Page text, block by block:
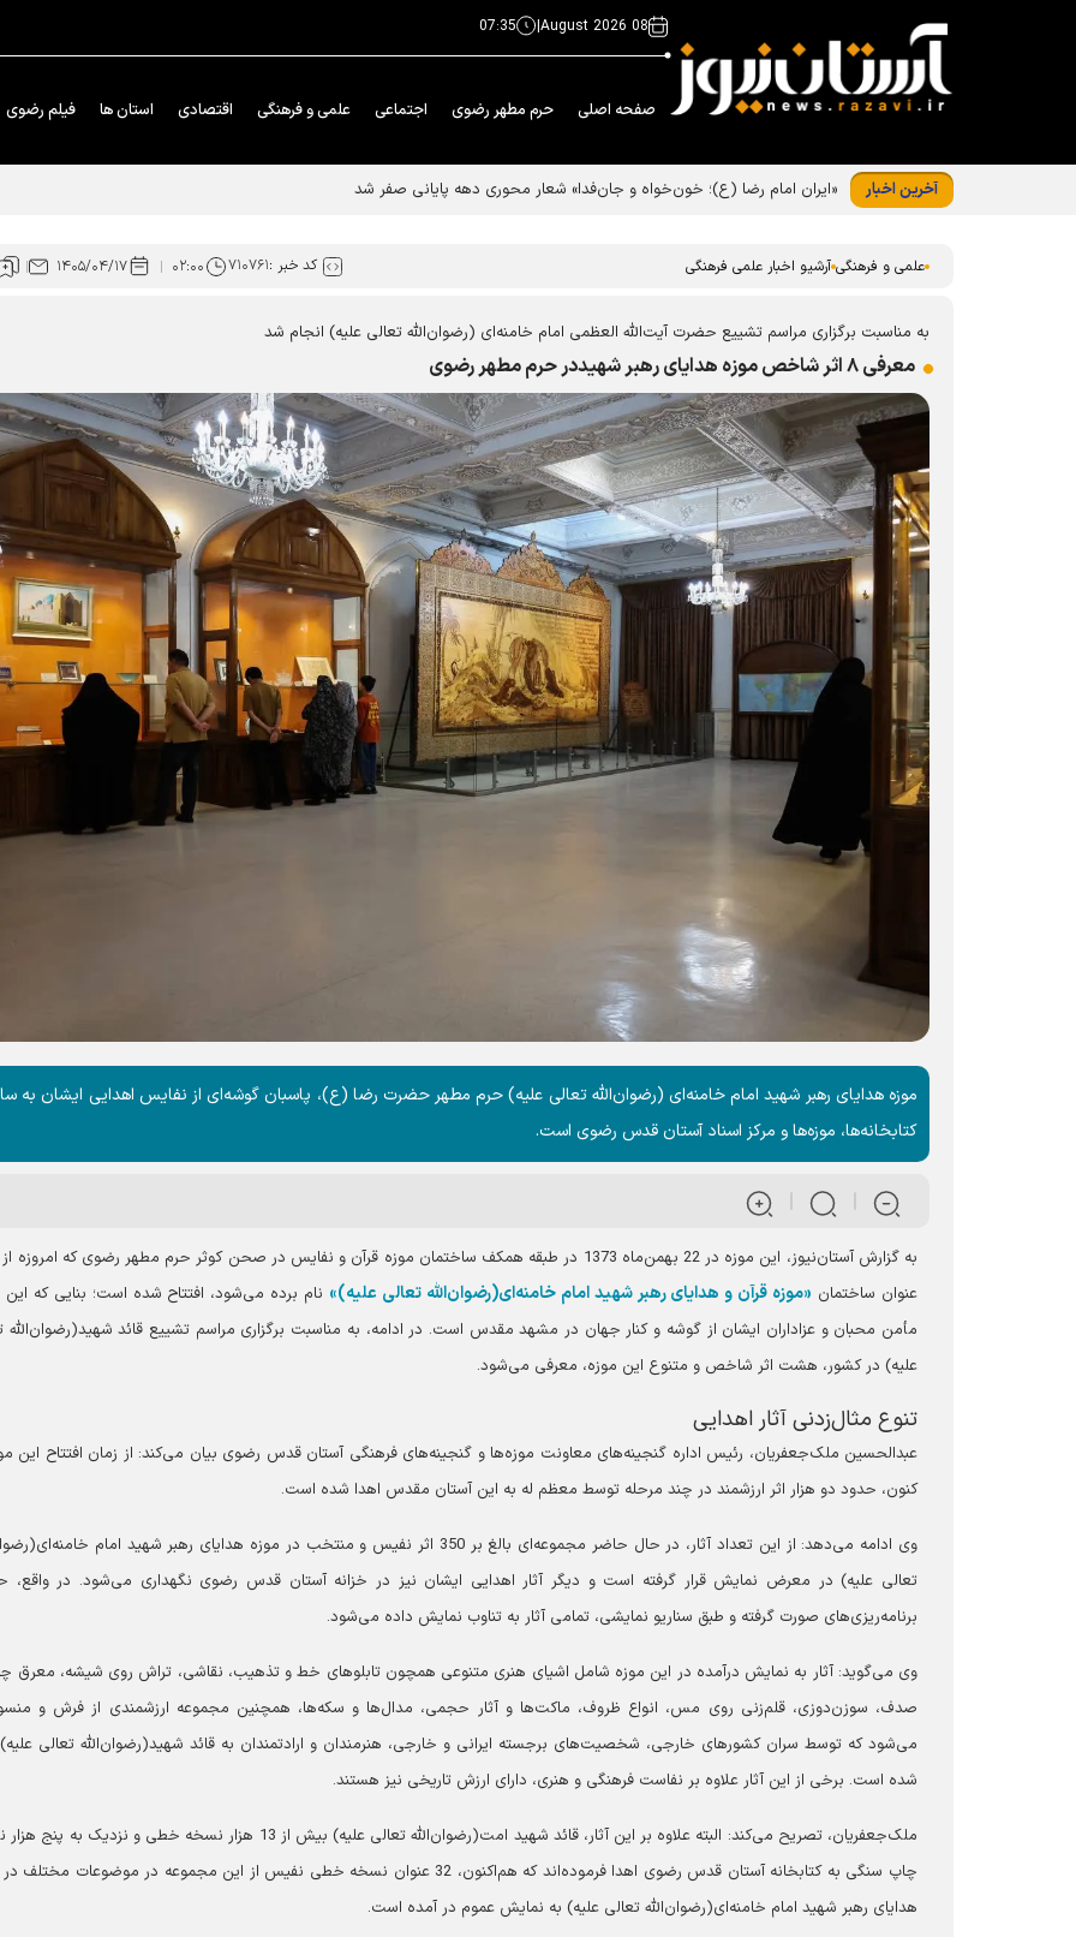
08 August 2026
|
07:35
صفحه اصلی حرم مطهر رضوی اجتماعی علمی و فرهنگی اقتصادی استان ها فیلم رضوی
آخرین اخبار
علمی و فرهنگی آرشیو اخبار علمی فرهنگی کد خبر :۷۱۰۷۶۱ ۰۲:۰۰ ۱۴۰۵/۰۴/۱۷
به مناسبت برگزاری مراسم تشییع حضرت آیت‌الله العظمی امام خامنه‌ای (رضوان‌الله تعالی علیه) انجام شد
معرفی ۸ اثر شاخص موزه هدایای رهبر شهیددر حرم مطهر رضوی
موزه هدایای رهبر شهید امام خامنه‌ای (رضوان‌الله تعالی علیه) حرم مطهر حضرت رضا (ع)، پاسبان گوشه‌ای از نفایس اهدایی ایشان به
کتابخانه‌ها، موزه‌ها و مرکز اسناد آستان قدس رضوی است.
به گزارش آستان‌نیوز، این موزه در 22 بهمن‌ماه 1373 در طبقه همکف ساختمان موزه قرآن و نفایس در صحن کوثر حرم مطهر رضوی که امروزه
عنوان ساختمان «موزه قرآن و هدایای رهبر شهید امام خامنه‌ای(رضوان‌الله تعالی علیه)» نام برده می‌شود، افتتاح شده است؛ بنایی که این
مأمن محبان و عزاداران ایشان از گوشه و کنار جهان در مشهد مقدس است. در ادامه، به مناسبت برگزاری مراسم تشییع قائد شهید(رضوان‌الله
علیه) در کشور، هشت اثر شاخص و متنوع این موزه، معرفی می‌شود.
تنوع مثال‌زدنی آثار اهدایی
عبدالحسین ملک‌جعفریان، رئیس اداره گنجینه‌های معاونت موزه‌ها و گنجینه‌های فرهنگی آستان قدس رضوی بیان می‌کند: از زمان افتتاح این
کنون، حدود دو هزار اثر ارزشمند در چند مرحله توسط معظم له به این آستان مقدس اهدا شده است.
وی ادامه می‌دهد: از این تعداد آثار، در حال حاضر مجموعه‌ای بالغ بر 350 اثر نفیس و منتخب در موزه هدایای رهبر شهید امام
تعالی علیه) در معرض نمایش قرار گرفته است و دیگر آثار اهدایی ایشان نیز در خزانه آستان قدس رضوی نگهداری می‌شود. در
برنامه‌ریزی‌های صورت گرفته و طبق سناریو نمایشی، تمامی آثار به تناوب نمایش داده می‌شود.
وی می‌گوید: آثار به نمایش درآمده در این موزه شامل اشیای هنری متنوعی همچون تابلوهای خط و تذهیب، نقاشی، تراش روی شیشه، معرق
صدف، سوزن‌دوزی، قلم‌زنی روی مس، انواع ظروف، ماکت‌ها و آثار حجمی، مدال‌ها و سکه‌ها، همچنین مجموعه ارزشمندی از فرش و
می‌شود که توسط سران کشورهای خارجی، شخصیت‌های برجسته ایرانی و خارجی، هنرمندان و ارادتمندان به قائد شهید(رضوان‌الله تعالی علیه)
شده است. برخی از این آثار علاوه بر نفاست فرهنگی و هنری، دارای ارزش تاریخی نیز هستند.
ملک‌جعفریان، تصریح می‌کند: البته علاوه بر این آثار، قائد شهید امت(رضوان‌الله تعالی علیه) بیش از 13 هزار نسخه خطی و
چاپ سنگی به کتابخانه آستان قدس رضوی اهدا فرموده‌اند که هم‌اکنون، 32 عنوان نسخه خطی نفیس از این مجموعه در موضوعات
هدایای رهبر شهید امام خامنه‌ای(رضوان‌الله تعالی علیه) به نمایش عموم در آمده است.